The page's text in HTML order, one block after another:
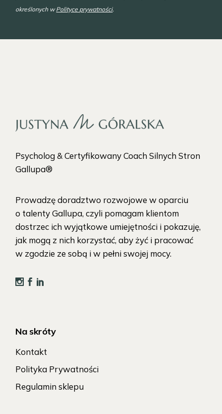
określonych wPolityce prywatności.
Psycholog & Certyfikowany Coach Silnych Stron
Gallupa®
Prowadzę doradztwo rozwojowe w oparciu
o talenty Gallupa, czyli pomagam klientom
dostrzec ich wyjątkowe umiejętności i pokazuję,
jak mogą z nich korzystać, aby żyć i pracować
w zgodzie ze sobą i w pełni swojej mocy.
Na skróty
Kontakt
Polityka Prywatności
Regulamin sklepu